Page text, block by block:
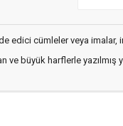
edici cümleler veya imalar,
ve büyük harflerle yazılmış